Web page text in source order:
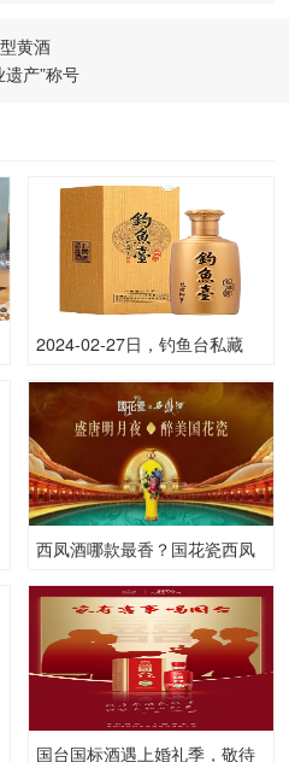
黄酒
产”称号
2024-02-27日，钓鱼台私藏
瓶的价格是多少呢？
西凤酒哪款最香？国花瓷西凤
酒让人回味无穷
国台国标酒遇上婚礼季，敬待